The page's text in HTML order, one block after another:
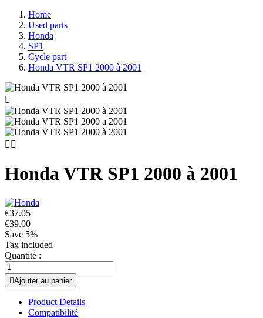
Home
Used parts
Honda
SP1
Cycle part
Honda VTR SP1 2000 à 2001

 
Honda VTR SP1 2000 à 2001
€37.05
€39.00
Save 5%
Tax included
Quantité :
Ajouter au panier
Product Details
Compatibilité